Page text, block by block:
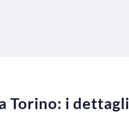
Torino: i dettagli